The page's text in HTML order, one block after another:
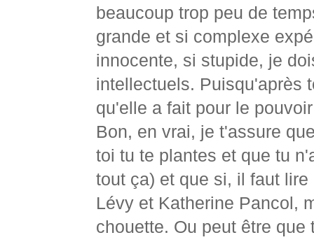
beaucoup trop peu de
grande et si complexe
innocente, si stupide, je
intellectuels. Puisqu'après
qu'elle a fait pour le
Bon, en vrai, je t'assure
toi tu te plantes et que tu
tout ça) et que si, il faut
Lévy et Katherine Pancol,
chouette. Ou peut être